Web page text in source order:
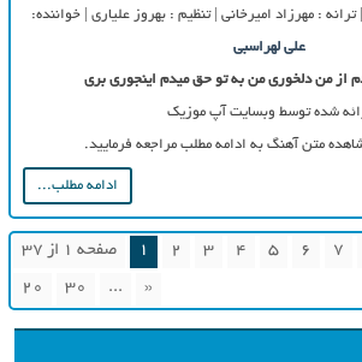
| ترانه : مهرزاد امیرخانی | تنظیم : بهروز علیاری | خواننده:
علی لهراسبی
از من دلخوری من به تو حق میدم اینجوری بری
شده توسط وبسایت آپ موزیک
متن آهنگ به ادامه مطلب مراجعه فرمایید.
ادامه مطلب...
صفحه 1 از 37 1 2 3 4 5 6 7
20 30 ... «